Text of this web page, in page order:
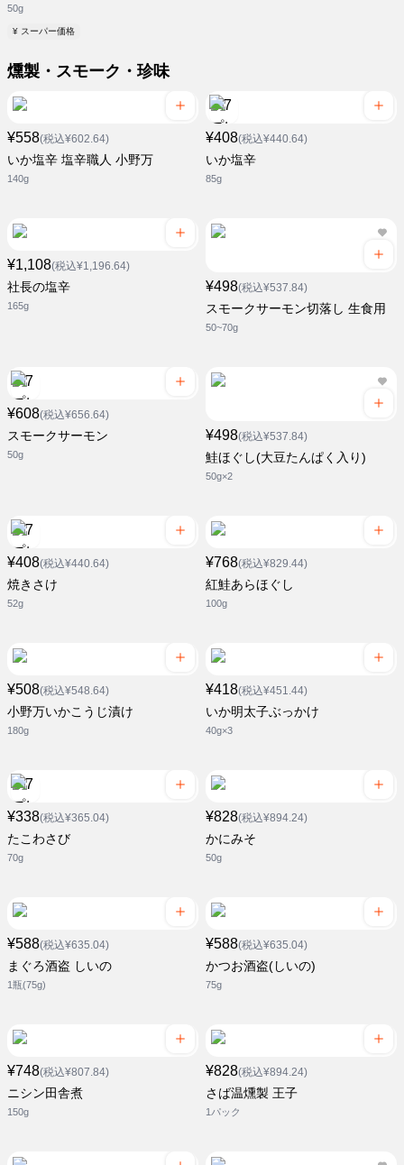
50g
¥ スーパー価格
燻製・スモーク・珍味
¥558(税込¥602.64)
いか塩辛 塩辛職人 小野万
140g
¥408(税込¥440.64)
いか塩辛
85g
¥1,108(税込¥1,196.64)
社長の塩辛
165g
¥498(税込¥537.84)
スモークサーモン切落し 生食用
50~70g
¥608(税込¥656.64)
スモークサーモン
50g
¥498(税込¥537.84)
鮭ほぐし(大豆たんぱく入り)
50g×2
¥408(税込¥440.64)
焼きさけ
52g
¥768(税込¥829.44)
紅鮭あらほぐし
100g
¥508(税込¥548.64)
小野万いかこうじ漬け
180g
¥418(税込¥451.44)
いか明太子ぶっかけ
40g×3
¥338(税込¥365.04)
たこわさび
70g
¥828(税込¥894.24)
かにみそ
50g
¥588(税込¥635.04)
まぐろ酒盗 しいの
1瓶(75g)
¥588(税込¥635.04)
かつお酒盗(しいの)
75g
¥748(税込¥807.84)
ニシン田舎煮
150g
¥828(税込¥894.24)
さば温燻製 王子
1パック